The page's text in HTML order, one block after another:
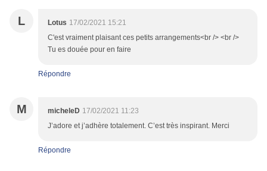
L Lotus 17/02/2021 15:21
C'est vraiment plaisant ces petits arrangements<br /> <br />
Tu es douée pour en faire
Répondre
M micheleD 17/02/2021 11:23
J’adore et j’adhère totalement. C’est très inspirant. Merci
Répondre